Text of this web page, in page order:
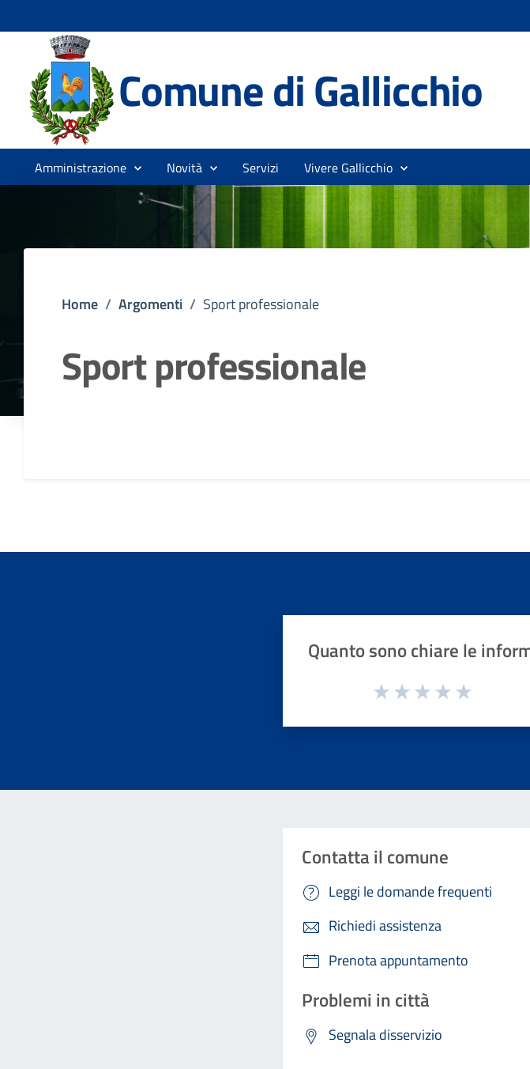
Comune di Gallicchio
Amministrazione Novità Servizi Vivere Gallicchio
Home / Argomenti / Sport professionale
Sport professionale
Quanto sono chiare le
Valuta da 1 a 5 stelle la pagina
Contatta il comune
Leggi le domande frequenti
Richiedi assistenza
Prenota appuntamento
Problemi in città
Segnala disservizio